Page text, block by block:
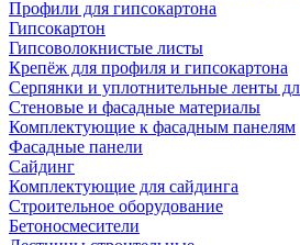
Профили для гипсокартона
Гипсокартон
Гипсоволокнистые листы
Крепёж для профиля и гипсокартона
Серпянки и уплотнительные ленты
Стеновые и фасадные материалы
Комплектующие к фасадным панелям
Фасадные панели
Сайдинг
Комплектующие для сайдинга
Строительное оборудование
Бетоносмесители